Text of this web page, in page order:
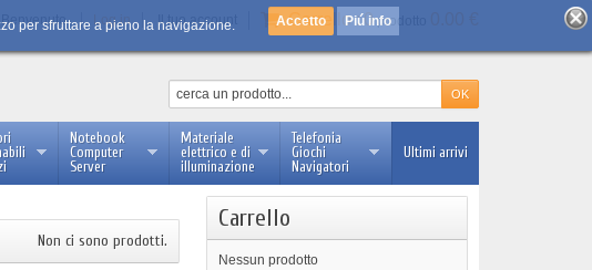
Benvenuto Log in Il tuo account Carrello :0prodotto
Ultimi arrivi
Notebook
Computer
Server
Materiale
elettrico e di
illuminazione
Telefonia
Giochi
Navigatori
per sfruttare a pieno la navigazione. Piú info
Non ci sono prodotti.
Carrello
Nessun prodotto